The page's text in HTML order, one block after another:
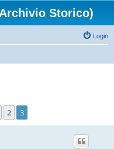
Storico)
Login
2 3